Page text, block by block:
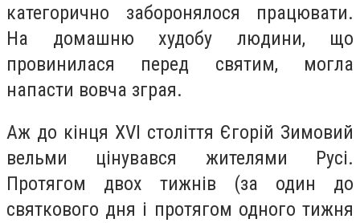
категорично заборонялося працювати.
На домашню худобу людини, що
провинилася перед святим, могла
напасти вовча зграя.
Аж до кінця XVI століття Єгорій Зимовий
вельми цінувався жителями Русі.
Протягом двох тижнів (за один до
святкового дня і протягом одного тижня